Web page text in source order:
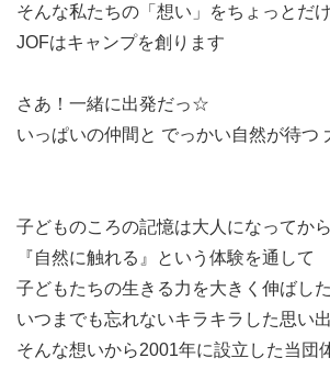
そんな私たちの「想い」をちょっとだ
JOFはキャンプを創ります
さあ！一緒に出発だっ☆
いっぱいの仲間と でっかい自然が待つ
子どものころの記憶は大人になってか
『自然に触れる』という体験を通して
子どもたちの生きる力を大きく伸ばし
いつまでも忘れないキラキラした思い
そんな想いから2001年に設立した当団